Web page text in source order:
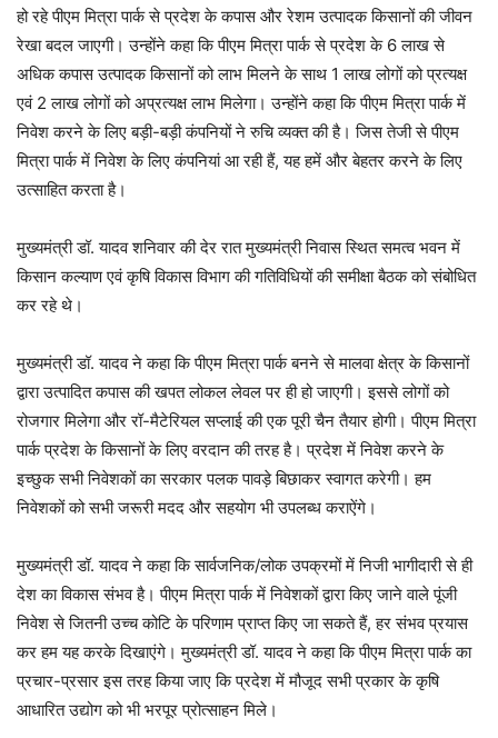
हो रहे पीएम मित्रा पार्क से प्रदेश के कपास और रेशम उत्पादक किसानों की जीवन
रेखा बदल जाएगी। उन्होंने कहा कि पीएम मित्रा पार्क से प्रदेश के 6 लाख से
अधिक कपास उत्पादक किसानों को लाभ मिलने के साथ 1 लाख लोगों को प्रत्यक्ष
एवं 2 लाख लोगों को अप्रत्यक्ष लाभ मिलेगा। उन्होंने कहा कि पीएम मित्रा पार्क में
निवेश करने के लिए बड़ी-बड़ी कंपनियों ने रुचि व्यक्त की है। जिस तेजी से पीएम
मित्रा पार्क में निवेश के लिए कंपनियां आ रही हैं, यह हमें और बेहतर करने के लिए
उत्साहित करता है।
मुख्यमंत्री डॉ. यादव शनिवार की देर रात मुख्यमंत्री निवास स्थित समत्व भवन में
किसान कल्याण एवं कृषि विकास विभाग की गतिविधियों की समीक्षा बैठक को संबोधित
कर रहे थे।
मुख्यमंत्री डॉ. यादव ने कहा कि पीएम मित्रा पार्क बनने से मालवा क्षेत्र के किसानों
द्वारा उत्पादित कपास की खपत लोकल लेवल पर ही हो जाएगी। इससे लोगों को
रोजगार मिलेगा और रॉ-मैटेरियल सप्लाई की एक पूरी चैन तैयार होगी। पीएम मित्रा
पार्क प्रदेश के किसानों के लिए वरदान की तरह है। प्रदेश में निवेश करने के
इच्छुक सभी निवेशकों का सरकार पलक पावड़े बिछाकर स्वागत करेगी। हम
निवेशकों को सभी जरूरी मदद और सहयोग भी उपलब्ध कराऐंगे।
मुख्यमंत्री डॉ. यादव ने कहा कि सार्वजनिक/लोक उपक्रमों में निजी भागीदारी से ही
देश का विकास संभव है। पीएम मित्रा पार्क में निवेशकों द्वारा किए जाने वाले पूंजी
निवेश से जितनी उच्च कोटि के परिणाम प्राप्त किए जा सकते हैं, हर संभव प्रयास
कर हम यह करके दिखाएंगे। मुख्यमंत्री डॉ. यादव ने कहा कि पीएम मित्रा पार्क का
प्रचार-प्रसार इस तरह किया जाए कि प्रदेश में मौजूद सभी प्रकार के कृषि
आधारित उद्योग को भी भरपूर प्रोत्साहन मिले।